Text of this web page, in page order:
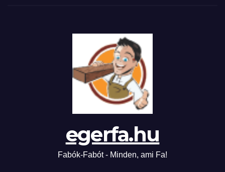
egerfa.hu
Fabók-Fabót - Minden, ami Fa!